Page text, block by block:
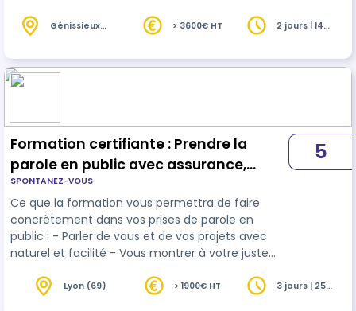
groupe soit au service de vos objectifs.
Génissieux
> 3600€ HT
2 jours | 14
Formation certifiante : Prendre la
parole en public avec assurance,
pertinence et adaptabilité
SPONTANEZ-VOUS
Ce que la formation vous permettra de faire
concrètement dans vos prises de parole en
public : - Parler de vous et de vos projets avec
naturel et facilité - Vous montrer à votre juste
Concevoir des interventions claires,
5
Lyon (69) > 1900€ HT
3 jours | 25